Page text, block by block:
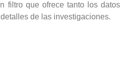
filtro que ofrece tanto los datos
de las investigaciones.